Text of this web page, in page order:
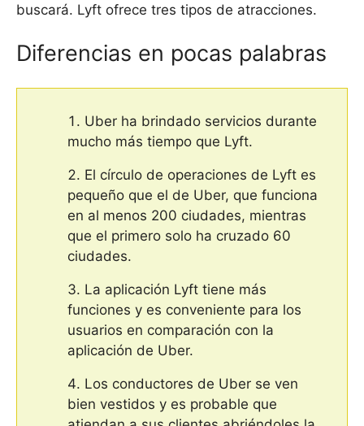
buscará. Lyft ofrece tres tipos de atracciones.
Diferencias en pocas palabras
Uber ha brindado servicios durante
mucho más tiempo que Lyft.
El círculo de operaciones de Lyft es
pequeño que el de Uber, que funciona
en al menos 200 ciudades, mientras
que el primero solo ha cruzado 60
ciudades.
La aplicación Lyft tiene más
funciones y es conveniente para los
usuarios en comparación con la
aplicación de Uber.
Los conductores de Uber se ven
bien vestidos y es probable que